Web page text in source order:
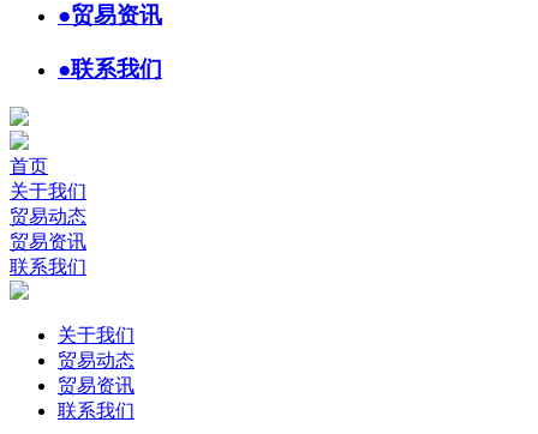
●贸易资讯
●联系我们
首页
关于我们
贸易动态
贸易资讯
联系我们
关于我们
贸易动态
贸易资讯
联系我们